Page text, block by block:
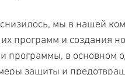
мы в нашей
программ и создания
программы, в основном
защиты и